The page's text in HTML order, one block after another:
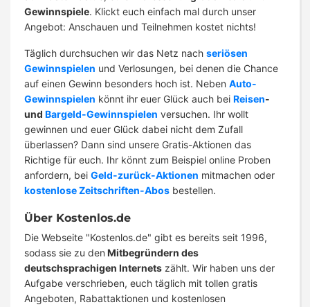
Gewinnspiele. Klickt euch einfach mal durch unser
Angebot: Anschauen und Teilnehmen kostet nichts!
Täglich durchsuchen wir das Netz nach seriösen
Gewinnspielen und Verlosungen, bei denen die Chance
auf einen Gewinn besonders hoch ist. Neben Auto-
Gewinnspielen könnt ihr euer Glück auch bei Reisen-
und Bargeld-Gewinnspielen versuchen. Ihr wollt
gewinnen und euer Glück dabei nicht dem Zufall
überlassen? Dann sind unsere Gratis-Aktionen das
Richtige für euch. Ihr könnt zum Beispiel online Proben
anfordern, bei Geld-zurück-Aktionen mitmachen oder
kostenlose Zeitschriften-Abos bestellen.
Über Kostenlos.de
Die Webseite "Kostenlos.de" gibt es bereits seit 1996,
sodass sie zu den Mitbegründern des
deutschsprachigen Internets zählt. Wir haben uns der
Aufgabe verschrieben, euch täglich mit tollen gratis
Angeboten, Rabattaktionen und kostenlosen